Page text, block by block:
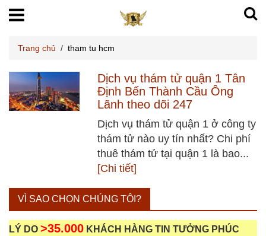
Trang chủ / tham tu hcm
Dịch vụ thám tử quận 1 Tân
Định Bến Thành Cầu Ông
Lãnh theo dõi 247
Dịch vụ thám tử quận 1 ở công ty
thám tử nào uy tín nhất? Chi phí
thuê thám tử tại quận 1 là bao...
[Chi tiết]
VÌ SAO CHỌN CHÚNG TÔI?
LÝ DO >35.000 KHÁCH HÀNG TIN TƯỞNG PHÚC